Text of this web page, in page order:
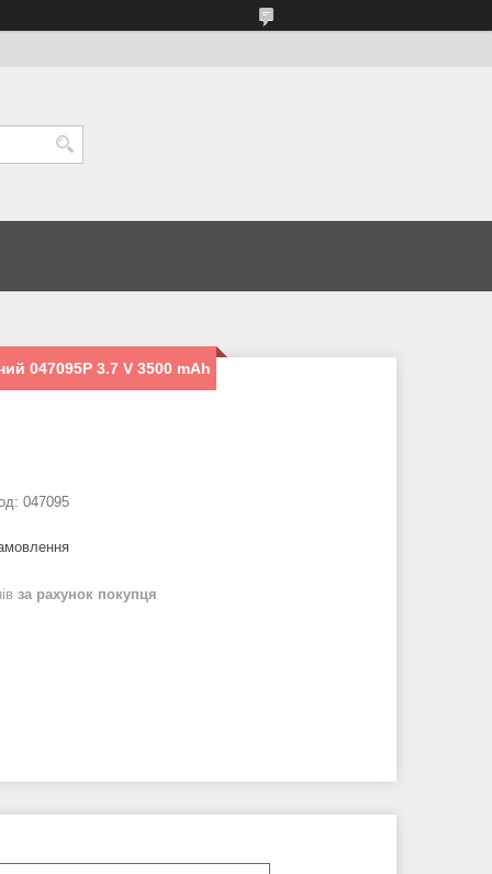
047095P 3.7 V 3500 mAh
047095
за рахунок покупця